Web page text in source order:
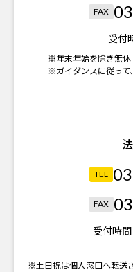
FAX
受付
※年末年始を除き無休
※ガイダンスに従って
TEL
FAX
受付時間
※土日祝は個人窓口へ転送さ